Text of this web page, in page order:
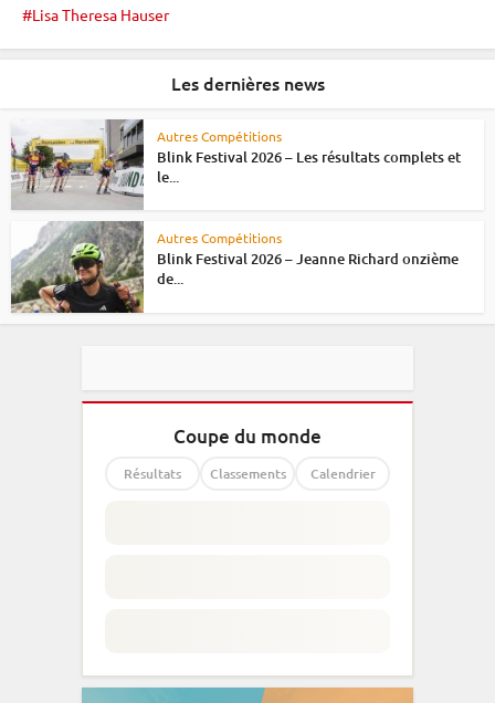
Lisa Theresa Hauser
Les dernières news
Autres Compétitions
Blink Festival 2026 – Les résultats complets et
le...
Autres Compétitions
Blink Festival 2026 – Jeanne Richard onzième
de...
Coupe du monde
Résultats Classements Calendrier